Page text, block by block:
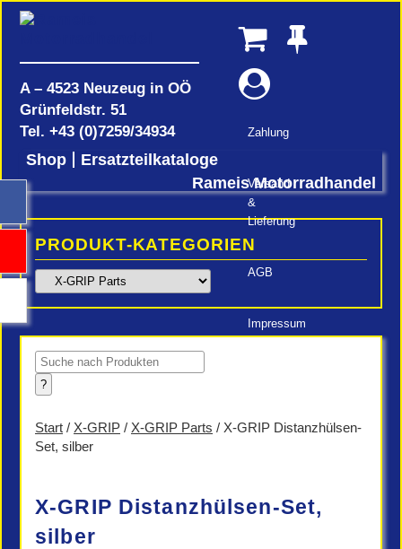
A – 4523 Neuzeug in OÖ
Grünfeldstr. 51
Tel. +43 (0)7259/34934 Zahlung
Versand
&
Lieferung
AGB
Impressum
Shop
Ersatzteilkataloge
Rameis Motorradhandel
PRODUKT-KATEGORIEN
Products
search
?
Start / X-GRIP / X-GRIP Parts / X-GRIP Distanzhülsen-
Set, silber
X-GRIP Distanzhülsen-Set,
silber